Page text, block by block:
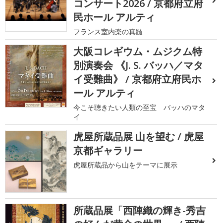
コンサート2026 / 京都府立府
民ホール アルティ
フランス室内楽の真髄
大阪コレギウム・ムジクム特
別演奏会 《J. S. バッハ／マタ
イ受難曲》 / 京都府立府民ホ
ール アルティ
今こそ聴きたい人類の至宝 バッハのマタ
イ
虎屋所蔵品展 山を望む / 虎屋
京都ギャラリー
虎屋所蔵品から山をテーマに展示
所蔵品展「西陣織の輝き-秀吉